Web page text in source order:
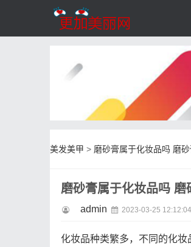
美发美甲 > 磨砂膏属于化妆品吗 磨
磨砂膏属于化妆品吗 磨
admin 2023-03-25 12:12:04
化妆品种类繁多，不同的化妆